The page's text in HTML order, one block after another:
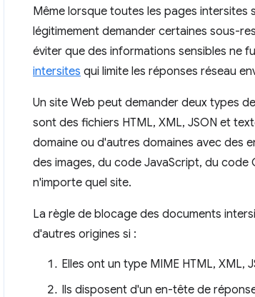
Même lorsque toutes les pages
légitimement demander certaines sous-
éviter que des informations sensibles ne
intersites qui limite les réponses réseau
Un site Web peut demander deux types
sont des fichiers HTML, XML, JSON et
domaine ou d'autres domaines avec des
des images, du code JavaScript, du code
n'importe quel site.
La règle de blocage des documents
d'autres origines si :
Elles ont un type MIME HTML, XML,
Ils disposent d'un en-tête de